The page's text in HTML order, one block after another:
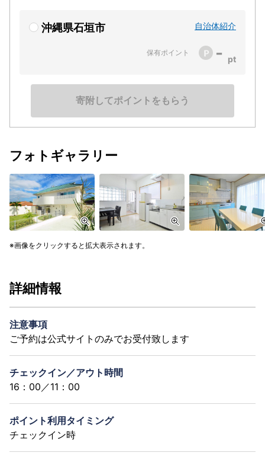
沖縄県石垣市 自治体紹介
保有ポイント -
寄附してポイントをもらう
フォトギャラリー
画像をクリックすると拡大表示されます。
詳細情報
注意事項
ご予約は公式サイトのみでお受付致します
チェックイン／アウト時間
16：00／11：00
ポイント利用タイミング
チェックイン時